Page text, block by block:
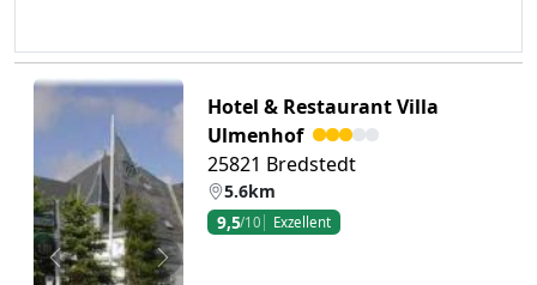
Zurück Weiter
Hotel & Restaurant Villa
Ulmenhof
25821 Bredstedt
5.6km
9,5/10 Exzellent